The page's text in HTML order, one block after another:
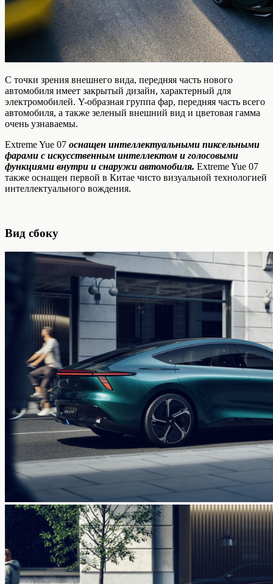
C точки зрения внешнего вида, передняя часть нового
автомобиля имеет закрытый дизайн, характерный для
электромобилей. Y-образная группа фар, передняя часть всего
автомобиля, а также зеленый внешний вид и цветовая гамма
очень узнаваемы.
Extreme Yue 07 оснащен интеллектуальными пиксельными
фарами с искусственным интеллектом и голосовыми
функциями внутри и снаружи автомобиля. Extreme Yue 07
также оснащен первой в Китае чисто визуальной технологией
интеллектуального вождения.
Вид сбоку